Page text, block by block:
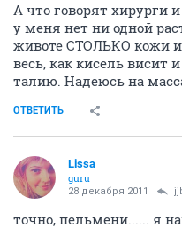
А что говорят хирурги
у меня нет ни одной
животе СТОЛЬКО кожи
весь, как кисель висит
талию. Надеюсь на
ОТВЕТИТЬ
Lissa
guru
28 декабря 2011
точно, пельмени...... я